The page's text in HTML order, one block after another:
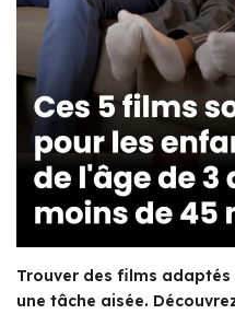
Trouver des films
une tâche aisée.